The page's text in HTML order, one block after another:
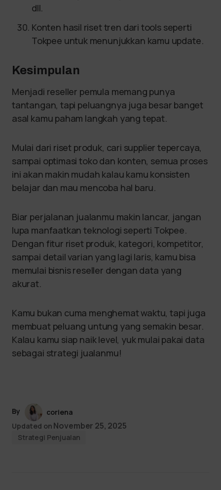
dll.
Konten hasil riset tren dari tools seperti
Tokpee untuk menunjukkan kamu update.
Kesimpulan
Menjadi reseller pemula memang punya
tantangan, tapi peluangnya juga besar banget
asal kamu paham langkah yang tepat.
Mulai dari riset produk, cari supplier tepercaya,
sampai optimasi toko dan konten, semua proses
ini akan makin mudah kalau kamu konsisten
belajar dan mau mencoba hal baru.
Biar perjalanan jualanmu makin lancar, jangan
lupa manfaatkan teknologi seperti Tokpee.
Dengan fitur riset produk, kategori, kompetitor,
sampai detail varian yang lagi laris, kamu bisa
memulai bisnis reseller dengan data yang
akurat.
Kamu bukan cuma menghemat waktu, tapi juga
membuat peluang untung yang semakin besar.
Kalau kamu siap naik level, yuk mulai pakai data
sebagai strategi jualanmu!
By
coriena
Updated on November 25, 2025
Strategi Penjualan